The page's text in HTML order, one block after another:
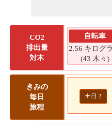
CO2
排出量
対木
自転車
2.56 キログ
(43 木々)
きみの
毎日
旅程
+ 日 2